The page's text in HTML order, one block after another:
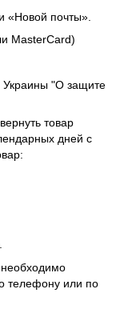
«Новой почты».
MasterCard)
Украины "О защите
товар
дней с
телефону или по